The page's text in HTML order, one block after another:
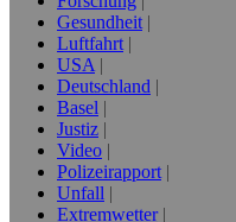
Gesundheit
Luftfahrt
USA
Deutschland
Basel
Justiz
Video
Polizeirapport
Unfall
Extremwetter